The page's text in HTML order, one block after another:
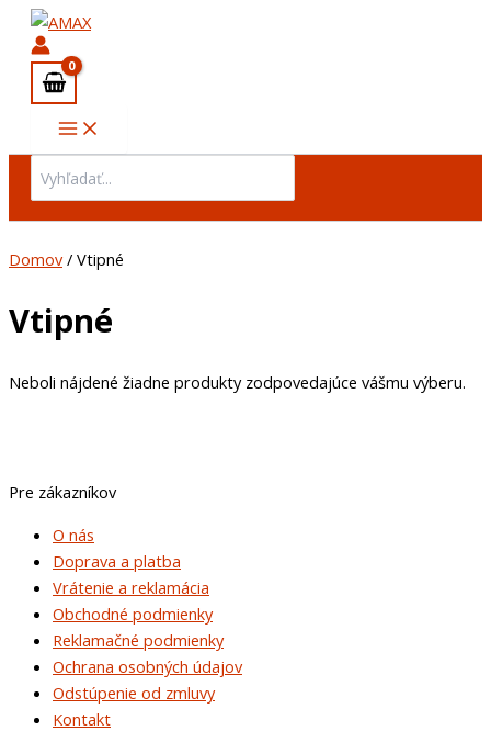
Preskočiť
obsah
for:
Domov/ Vtipné
Vtipné
Neboli nájdené žiadne produkty zodpovedajúce vášmu výberu.
Pre zákazníkov
Main
Menu
O nás
Doprava a platba
Vrátenie a reklamácia
Obchodné podmienky
Reklamačné podmienky
Ochrana osobných údajov
Odstúpenie od zmluvy
Kontakt